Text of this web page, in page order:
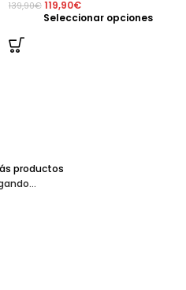
139,90€ 119,90€
Seleccionar opciones
productos